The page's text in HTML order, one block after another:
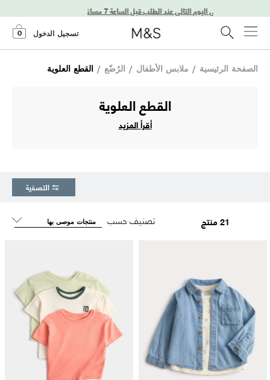
توصيل في اليوم التالي عند الطلب قبل الساعة 7 مساءً
تسجيل الدخول 0
الصفحة الرئيسية / ملابس الأطفال / الرُضّع / القطع العلوية
القطع العلوية
أقرأ المزيد
التصفية
21 منتج تصنيف حسب